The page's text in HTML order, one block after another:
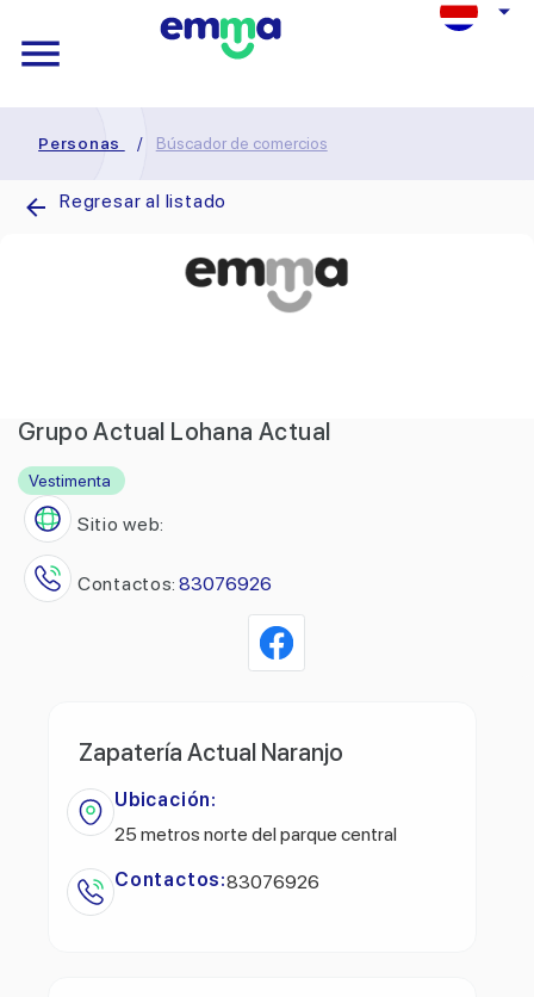
Personas / Búscador de comercios
Regresar al listado
Grupo Actual Lohana Actual
Vestimenta
Sitio web:
Contactos: 83076926
Zapatería Actual Naranjo
Ubicación:
25 metros norte del parque central
Contactos:83076926